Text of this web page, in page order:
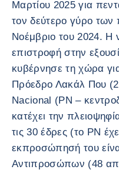
Μαρτίου 2025 για
τον δεύτερο γύρο των
Νοέμβριο του 2024. Η
επιστροφή στην
κυβέρνησε τη χώρα
Πρόεδρο Λακάλ Που
Nacional (PN –
κατέχει την
τις 30 έδρες (το PN
εκπροσώπησή του
Αντιπροσώπων (48